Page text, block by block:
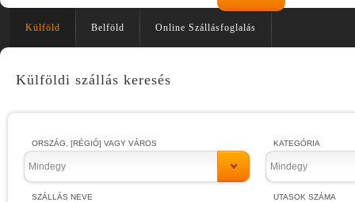
Külföld Belföld Online Szállásfoglalás
Külföldi szállás keresés
ORSZÁG, [RÉGIÓ] VAGY VÁROS
Mindegy
SZÁLLÁS NEVE
KATEGÓRIA
Mindegy
UTASOK SZÁMA